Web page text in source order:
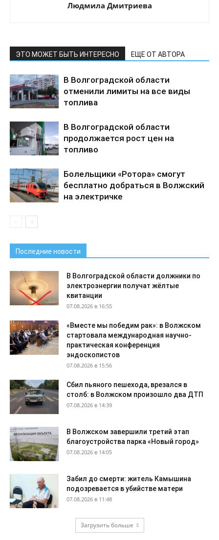
Людмила Дмитриева
ЭТО МОЖЕТ БЫТЬ ИНТЕРЕСНО ЕЩЕ ОТ АВТОРА
В Волгоградской области
отменили лимиты на все виды
топлива
В Волгоградской области
продолжается рост цен на
топливо
Болельщики «Ротора» смогут
бесплатно добраться в Волжский
на электричке
Последние новости
В Волгоградской области должники по
электроэнергии получат жёлтые
квитанции
07.08.2026 в 16:55
«Вместе мы победим рак»: в Волжском
стартовала международная научно-
практическая конференция
эндоскопистов
07.08.2026 в 15:56
Сбил пьяного пешехода, врезался в
столб: в Волжском произошло два ДТП
07.08.2026 в 14:39
В Волжском завершили третий этап
благоустройства парка «Новый город»
07.08.2026 в 14:05
Забил до смерти: житель Камышина
подозревается в убийстве матери
07.08.2026 в 11:48
Загрузить больше